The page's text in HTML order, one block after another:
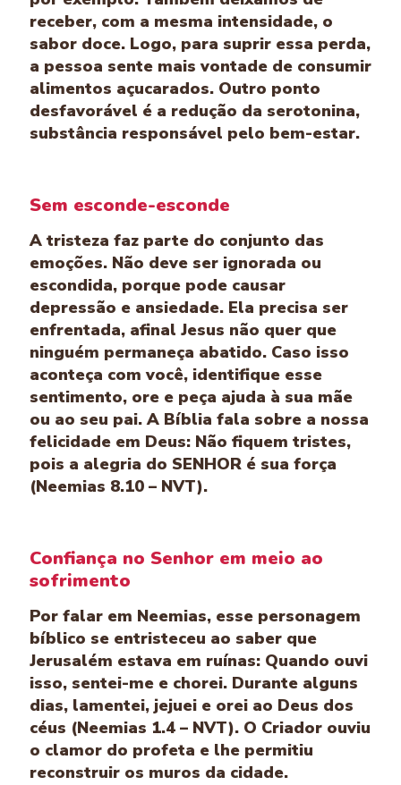
receber, com a mesma intensidade, o
sabor doce. Logo, para suprir essa perda,
a pessoa sente mais vontade de consumir
alimentos açucarados. Outro ponto
desfavorável é a redução da serotonina,
substância responsável pelo bem-estar.
Sem esconde-esconde
A tristeza faz parte do conjunto das
emoções. Não deve ser ignorada ou
escondida, porque pode causar
depressão e ansiedade. Ela precisa ser
enfrentada, afinal Jesus não quer que
ninguém permaneça abatido. Caso isso
aconteça com você, identifique esse
sentimento, ore e peça ajuda à sua mãe
ou ao seu pai. A Bíblia fala sobre a nossa
felicidade em Deus: Não fiquem tristes,
pois a alegria do SENHOR é sua força
(Neemias 8.10 – NVT).
Confiança no Senhor em meio ao
sofrimento
Por falar em Neemias, esse personagem
bíblico se entristeceu ao saber que
Jerusalém estava em ruínas: Quando ouvi
isso, sentei-me e chorei. Durante alguns
dias, lamentei, jejuei e orei ao Deus dos
céus (Neemias 1.4 – NVT). O Criador ouviu
o clamor do profeta e lhe permitiu
reconstruir os muros da cidade.